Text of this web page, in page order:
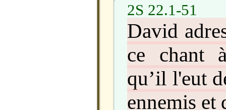
2S 22.1-51
David
ce chant
qu’il l'eut
ennemis et